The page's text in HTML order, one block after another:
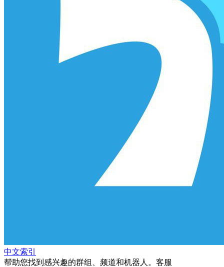
中文索引
帮助您找到感兴趣的群组、频道和机器人。客服